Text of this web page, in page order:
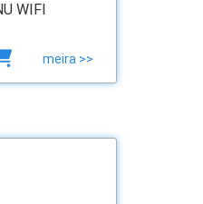
WIFI
meira >>